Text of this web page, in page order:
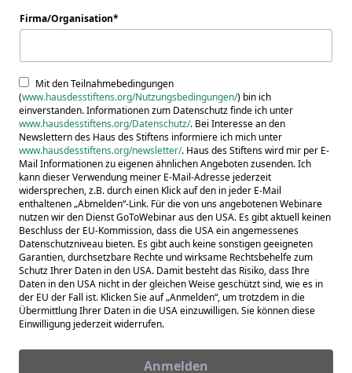
Firma/Organisation
Mit den Teilnahmebedingungen
(www.hausdesstiftens.org/Nutzungsbedingungen/) bin ich
einverstanden. Informationen zum Datenschutz finde ich unter
www.hausdesstiftens.org/Datenschutz/. Bei Interesse an den
Newslettern des Haus des Stiftens informiere ich mich unter
www.hausdesstiftens.org/newsletter/. Haus des Stiftens wird mir per E-
Mail Informationen zu eigenen ähnlichen Angeboten zusenden. Ich
kann dieser Verwendung meiner E-Mail-Adresse jederzeit
widersprechen, z.B. durch einen Klick auf den in jeder E-Mail
enthaltenen „Abmelden“-Link. Für die von uns angebotenen Webinare
nutzen wir den Dienst GoToWebinar aus den USA. Es gibt aktuell keinen
Beschluss der EU-Kommission, dass die USA ein angemessenes
Datenschutzniveau bieten. Es gibt auch keine sonstigen geeigneten
Garantien, durchsetzbare Rechte und wirksame Rechtsbehelfe zum
Schutz Ihrer Daten in den USA. Damit besteht das Risiko, dass Ihre
Daten in den USA nicht in der gleichen Weise geschützt sind, wie es in
der EU der Fall ist. Klicken Sie auf „Anmelden“, um trotzdem in die
Übermittlung Ihrer Daten in die USA einzuwilligen. Sie können diese
Einwilligung jederzeit widerrufen.
Anmelden